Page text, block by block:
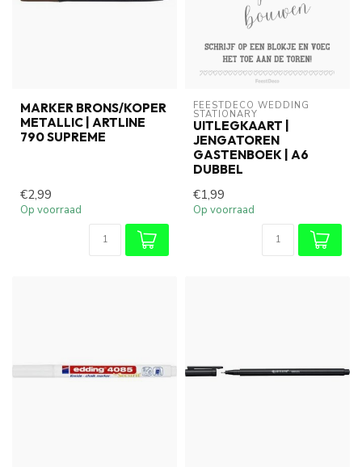
MARKER BRONS/KOPER
METALLIC | ARTLINE
790 SUPREME
€2,99
Op voorraad
FEESTDECO WEDDING
STATIONARY
UITLEGKAART |
JENGATOREN
GASTENBOEK | A6
DUBBEL
€1,99
Op voorraad